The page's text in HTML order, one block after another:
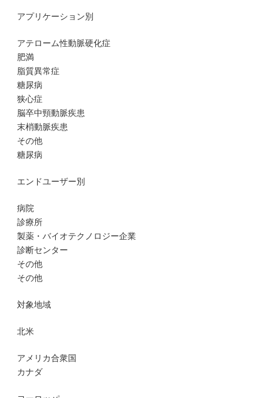
アプリケーション別
アテローム性動脈硬化症
肥満
脂質異常症
糖尿病
狭心症
脳卒中頸動脈疾患
末梢動脈疾患
その他
糖尿病
エンドユーザー別
病院
診療所
製薬・バイオテクノロジー企業
診断センター
その他
その他
対象地域
北米
アメリカ合衆国
カナダ